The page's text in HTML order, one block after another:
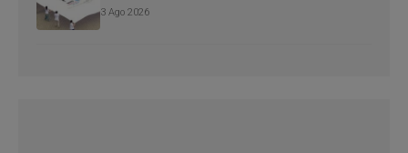
3 Ago 2026